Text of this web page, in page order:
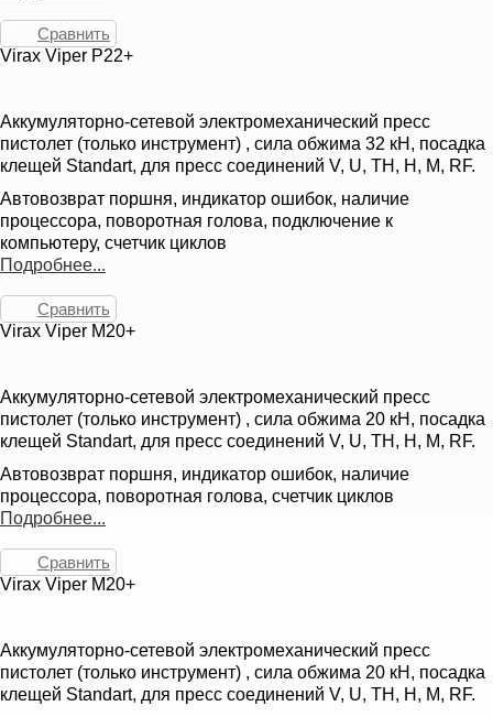
Сравнить
Virax Viper P22+
Аккумуляторно-сетевой электромеханический пресс
пистолет (только инструмент) , сила обжима 32 кН, посадка
клещей Standart, для пресс соединений V, U, TH, H, M, RF.
Автовозврат поршня, индикатор ошибок, наличие
процессора, поворотная голова, подключение к
компьютеру, счетчик циклов
Подробнее...
Сравнить
Virax Viper M20+
Аккумуляторно-сетевой электромеханический пресс
пистолет (только инструмент) , сила обжима 20 кН, посадка
клещей Standart, для пресс соединений V, U, TH, H, M, RF.
Автовозврат поршня, индикатор ошибок, наличие
процессора, поворотная голова, счетчик циклов
Подробнее...
Сравнить
Virax Viper M20+
Аккумуляторно-сетевой электромеханический пресс
пистолет (только инструмент) , сила обжима 20 кН, посадка
клещей Standart, для пресс соединений V, U, TH, H, M, RF.